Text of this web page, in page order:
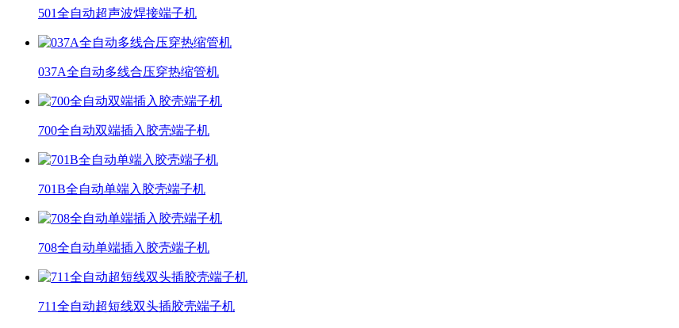
501全自动超声波焊接端子机
037A全自动多线合压穿热缩管机
700全自动双端插入胶壳端子机
701B全自动单端入胶壳端子机
708全自动单端插入胶壳端子机
711全自动超短线双头插胶壳端子机